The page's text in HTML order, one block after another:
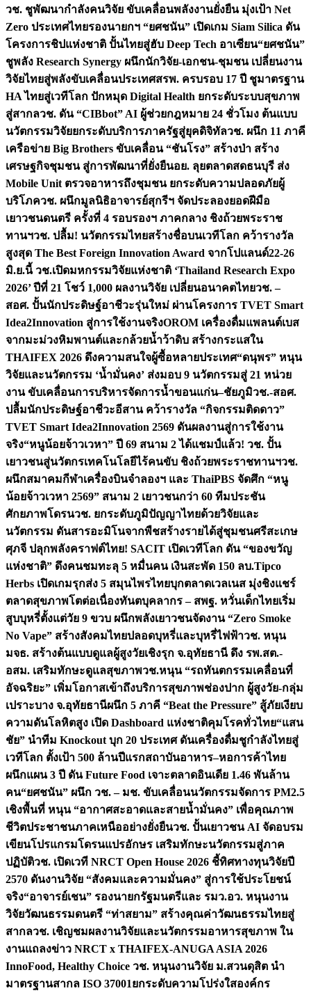
วช. ชูพัฒนากำลังคนวิจัย ขับเคลื่อนพลังงานยั่งยืน มุ่งเป้า Net
Zero ประเทศไทยรองนายกฯ “ยศชนัน” เปิดเกม Siam Silica ดัน
โครงการชิปแห่งชาติ ปั้นไทยสู่ฮับ Deep Tech อาเซียน“ยศชนัน”
ชูพลัง Research Synergy ผนึกนักวิจัย-เอกชน-ชุมชน เปลี่ยนงาน
วิจัยไทยสู่พลังขับเคลื่อนประเทศสรพ. ครบรอบ 17 ปี ชูมาตรฐาน
HA ไทยสู่เวทีโลก ปักหมุด Digital Health ยกระดับระบบสุขภาพ
สู่สากลวช. ดัน “CIBbot” AI ผู้ช่วยกฎหมาย 24 ชั่วโมง ต้นแบบ
นวัตกรรมวิจัยยกระดับบริการภาครัฐสู่ยุคดิจิทัลวช. ผนึก 11 ภาคี
เครือข่าย Big Brothers ขับเคลื่อน “ชันโรง” สร้างป่า สร้าง
เศรษฐกิจชุมชน สู่การพัฒนาที่ยั่งยืนอย. ลุยตลาดสดธนบุรี ส่ง
Mobile Unit ตรวจอาหารถึงชุมชน ยกระดับความปลอดภัยผู้
บริโภควช. ผนึกมูลนิธิอาจารย์สุกรีฯ จัดประลองยอดฝีมือ
เยาวชนดนตรี ครั้งที่ 4 รอบรองฯ ภาคกลาง ชิงถ้วยพระราช
ทานฯวช. ปลื้ม! นวัตกรรมไทยสร้างชื่อบนเวทีโลก คว้ารางวัล
สูงสุด The Best Foreign Innovation Award จากโปแลนด์22-26
มิ.ย.นี้ วช.เปิดมหกรรมวิจัยแห่งชาติ ‘Thailand Research Expo
2026’ ปีที่ 21 โชว์ 1,000 ผลงานวิจัย เปลี่ยนอนาคตไทยวช. –
สอศ. ปั้นนักประดิษฐ์อาชีวะรุ่นใหม่ ผ่านโครงการ TVET Smart
Idea2Innovation สู่การใช้งานจริงOROM เครื่องดื่มแพลนต์เบส
จากมะม่วงหิมพานต์และกล้วยน้ำว้าดิบ สร้างกระแสใน
THAIFEX 2026 ดึงความสนใจผู้ซื้อหลายประเทศ“ดนุพร” หนุน
วิจัยและนวัตกรรม ‘น้ำมั่นคง’ ส่งมอบ 9 นวัตกรรมสู่ 21 หน่วย
งาน ขับเคลื่อนการบริหารจัดการน้ำขอนแก่น–ชัยภูมิวช.-สอศ.
ปลื้มนักประดิษฐ์อาชีวะอีสาน คว้ารางวัล “กิจกรรมติดดาว”
TVET Smart Idea2Innovation 2569 ดันผลงานสู่การใช้งาน
จริง“หนูน้อยจ้าวเวหา” ปี 69 สนาม 2 ได้แชมป์แล้ว! วช. ปั้น
เยาวชนสู่นวัตกรเทคโนโลยีไร้คนขับ ชิงถ้วยพระราชทานฯวช.
ผนึกสมาคมกีฬาเครื่องบินจำลองฯ และ ThaiPBS จัดศึก “หนู
น้อยจ้าวเวหา 2569” สนาม 2 เยาวชนกว่า 60 ทีมประชัน
ศักยภาพโดรนวช. ยกระดับภูมิปัญญาไทยด้วยวิจัยและ
นวัตกรรม ดันสารอะมิโนจากพืชสร้างรายได้สู่ชุมชนศรีสะเกษ
ศุภจี ปลุกพลังคราฟต์ไทย! SACIT เปิดเวทีโลก ดัน “ของขวัญ
แห่งชาติ” ดึงคนชมทะลุ 5 หมื่นคน เงินสะพัด 150 ลบ.Tipco
Herbs เปิดเกมรุกส่ง 5 สมุนไพรไทยบุกตลาดเวลเนส มุ่งชิงแชร์
ตลาดสุขภาพโตต่อเนื่องทันตบุคลากร – สพฐ. หวั่นเด็กไทยเริ่ม
สูบบุหรี่ตั้งแต่วัย 9 ขวบ ผนึกพลังเยาวชนจัดงาน “Zero Smoke
No Vape” สร้างสังคมไทยปลอดบุหรี่และบุหรี่ไฟฟ้าวช. หนุน
มจธ. สร้างต้นแบบดูแลผู้สูงวัยเชิงรุก จ.อุทัยธานี ดึง รพ.สต.-
อสม. เสริมทักษะดูแลสุขภาพวช.หนุน “รถทันตกรรมเคลื่อนที่
อัจฉริยะ” เพิ่มโอกาสเข้าถึงบริการสุขภาพช่องปาก ผู้สูงวัย-กลุ่ม
เปราะบาง จ.อุทัยธานีผนึก 5 ภาคี “Beat the Pressure” สู้ภัยเงียบ
ความดันโลหิตสูง เปิด Dashboard แห่งชาติคุมโรคทั่วไทย“แสน
ชัย” นำทีม Knockout บุก 20 ประเทศ ดันเครื่องดื่มชูกำลังไทยสู่
เวทีโลก ตั้งเป้า 500 ล้านปีแรกสถาบันอาหาร–หอการค้าไทย
ผนึกแผน 3 ปี ดัน Future Food เจาะตลาดอินเดีย 1.46 พันล้าน
คน“ยศชนัน” ผนึก วช. – มช. ขับเคลื่อนนวัตกรรมจัดการ PM2.5
เชิงพื้นที่ หนุน “อากาศสะอาดและสายน้ำมั่นคง” เพื่อคุณภาพ
ชีวิตประชาชนภาคเหนืออย่างยั่งยืนวช. ปั้นเยาวชน AI จัดอบรม
เขียนโปรแกรมโดรนแปรอักษร เสริมทักษะนวัตกรรมสู่ภาค
ปฏิบัติวช. เปิดเวที NRCT Open House 2026 ชี้ทิศทางทุนวิจัยปี
2570 ดันงานวิจัย “สังคมและความมั่นคง” สู่การใช้ประโยชน์
จริง“อาจารย์เชน” รองนายกรัฐมนตรีและ รมว.อว. หนุนงาน
วิจัยวัฒนธรรมดนตรี “ท่าสยาม” สร้างคุณค่าวัฒนธรรมไทยสู่
สากลวช. เชิญชมผลงานวิจัยและนวัตกรรมอาหารสุขภาพ ใน
งานแถลงข่าว NRCT x THAIFEX-ANUGA ASIA 2026
InnoFood, Healthy Choice วช. หนุนงานวิจัย ม.สวนดุสิต นำ
มาตรฐานสากล ISO 37001ยกระดับความโปร่งใสองค์กร